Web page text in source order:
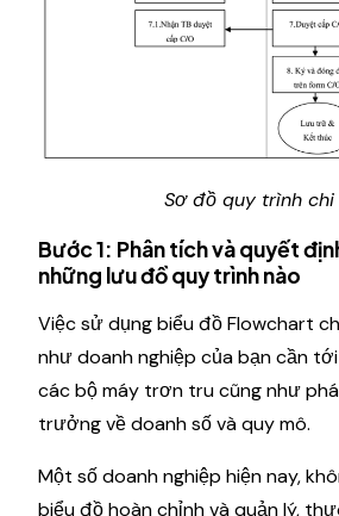
Sơ đồ quy trình
Bước 1: Phân tích và quyết
những lưu đồ quy trình nào
Việc sử dụng biểu đồ Flowchart
như doanh nghiệp của bạn cần
các bộ máy trơn tru cũng như
trưởng về doanh số và quy mô.
Một số doanh nghiệp hiện nay,
biểu đồ hoàn chỉnh và quản lý,